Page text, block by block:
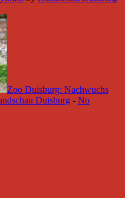
Zoo Duisburg: Nachwuchs
Duisburg - No